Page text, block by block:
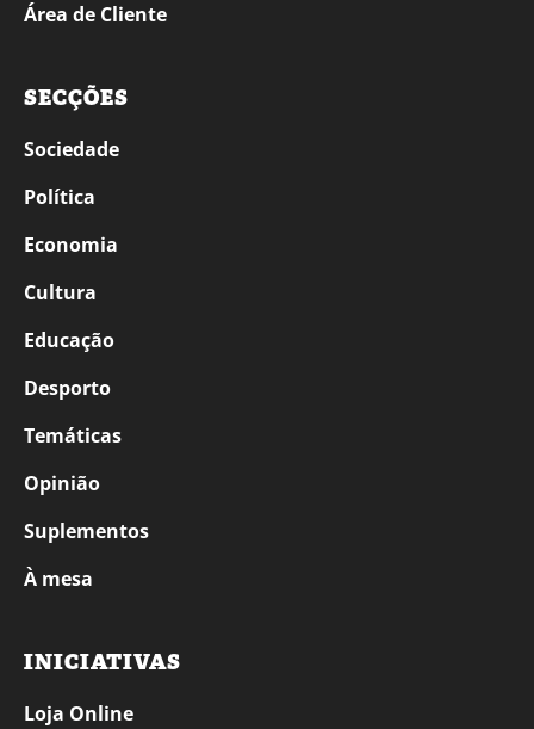
Área de Cliente
SECÇÕES
Sociedade
Política
Economia
Cultura
Educação
Desporto
Temáticas
Opinião
Suplementos
À mesa
INICIATIVAS
Loja Online